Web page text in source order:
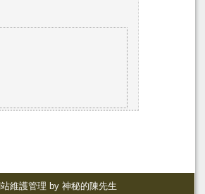
維護管理 by 神秘的陳先生